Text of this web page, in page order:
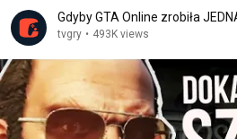
Gdyby GTA Online zrobiła
tvgry • 493K views